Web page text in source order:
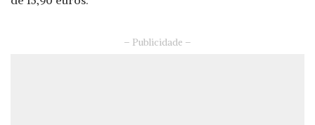
– Publicidade –